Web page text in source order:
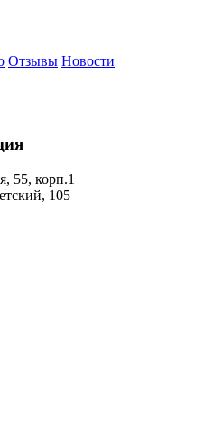
Отзывы Новости
55, корп.1
105